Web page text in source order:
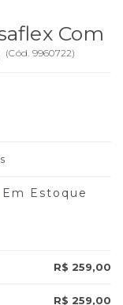
Com
(Cód. 9960722)
Em Estoque
R$ 259,00
R$ 259,00